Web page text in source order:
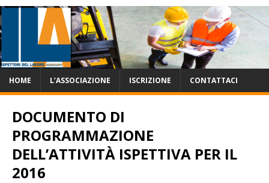
HOME L’ASSOCIAZIONE ISCRIZIONE CONTATTACI
DOCUMENTO DI
PROGRAMMAZIONE
DELL’ATTIVITÀ ISPETTIVA PER IL
2016